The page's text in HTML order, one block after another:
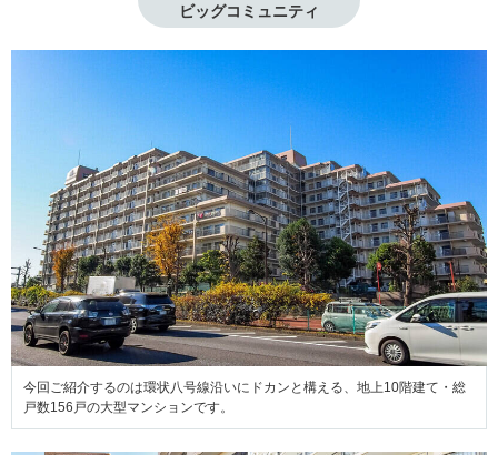
ビッグコミュニティ
今回ご紹介するのは環状八号線沿いにドカンと構える、地上10階建て・総
戸数156戸の大型マンションです。